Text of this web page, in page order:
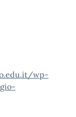
wp-